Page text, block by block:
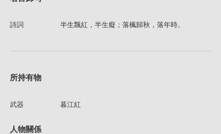
詩詞 半生飄紅，半生癡；落楓歸秋，落年時。
所持有物
武器 暮江紅
人物關係